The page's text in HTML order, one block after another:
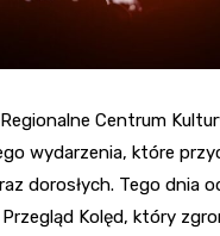
Centrum
wydarzenia, które
dorosłych. Tego dnia
Kolęd, który